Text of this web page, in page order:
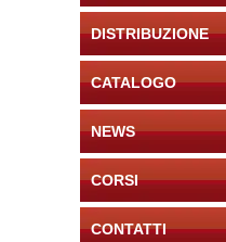
DISTRIBUZIONE
CATALOGO
NEWS
CORSI
CONTATTI